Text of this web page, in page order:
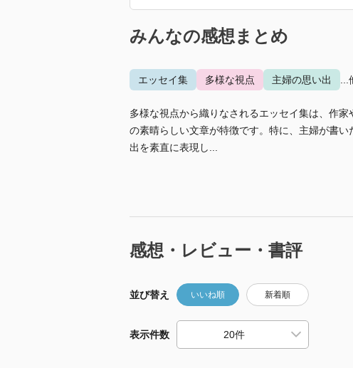
みんなの感想まとめ
エッセイ集 多様な視点 主婦の思い出
多様な視点から織りなされるエッセイ集は、作
の素晴らしい文章が特徴です。特に、主婦が書
出を素直に表現し...
感想・レビュー・書評
並び替え いいね順 新着順
表示件数